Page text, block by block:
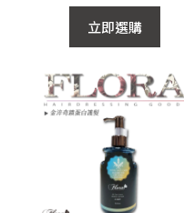
始
價
NT$2,940。
前
價
NT$2,352。
立即選購